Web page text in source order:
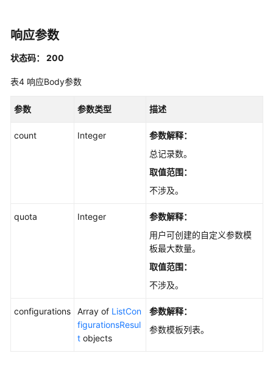
响应参数
状态码： 200
表4 响应Body参数
参数 参数类型 描述
count Integer
参数解释：
总记录数。
取值范围：
不涉及。
quota Integer
参数解释：
用户可创建的自定义参数模
板最大数量。
取值范围：
不涉及。
configurations Array of ListCon
figurationsResul
t objects
参数解释：
参数模板列表。